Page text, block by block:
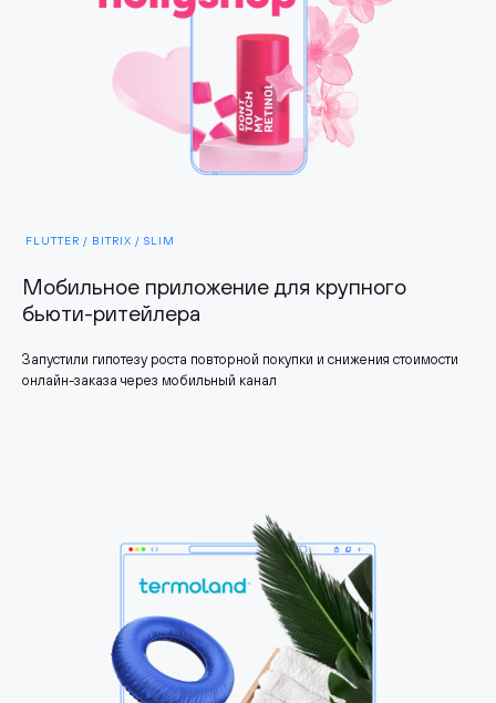
FLUTTER / BITRIX / SLIM
Мобильное приложение для крупного
бьюти-ритейлера
Запустили гипотезу роста повторной покупки и снижения стоимости
онлайн-заказа через мобильный канал